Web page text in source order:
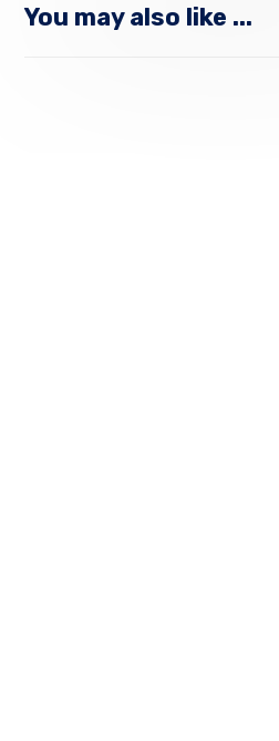
You may also like ...